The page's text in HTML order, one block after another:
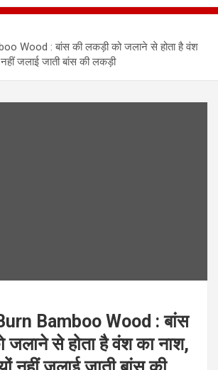
Wood : बांस की लकड़ी को जलाने से होता है वंश
जलाई जाती बांस की लकड़ी
Bamboo Wood : बांस
जलाने से होता है वंश का नाश,